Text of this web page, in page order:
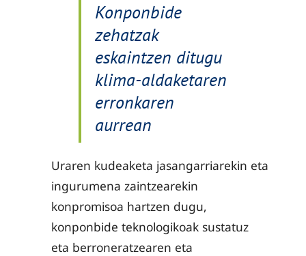
Konponbide
zehatzak
eskaintzen ditugu
klima-aldaketaren
erronkaren
aurrean
Uraren kudeaketa jasangarriarekin eta
ingurumena zaintzearekin
konpromisoa hartzen dugu,
konponbide teknologikoak sustatuz
eta berroneratzearen eta